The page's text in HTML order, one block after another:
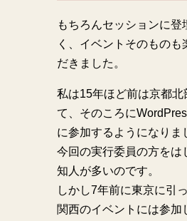
もちろんセッションに登
く、イベントそのものも
だきました。
私は15年ほど前は京都北
て、そのころに
に参加するようになりま
今回の実行委員の方をは
知人が多いのです。
しかし7年前に東京に引
関西のイベントには参加